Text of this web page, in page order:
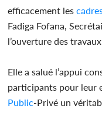
efficacement les
Fadiga Fofana,
l’ouverture des travaux.
Elle a salué l’appui
participants pour leur
Public-Privé un